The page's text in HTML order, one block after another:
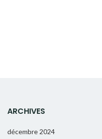
ARCHIVES
décembre 2024